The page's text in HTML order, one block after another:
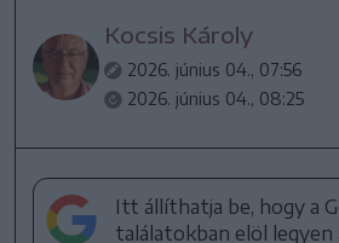
Kocsis Károly
2026. június 04., 07:56
2026. június 04., 08:25
Itt állíthatja be, hogy a
találatokban elöl legyen